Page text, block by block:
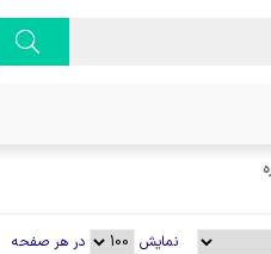
نمایش در هر صفحه